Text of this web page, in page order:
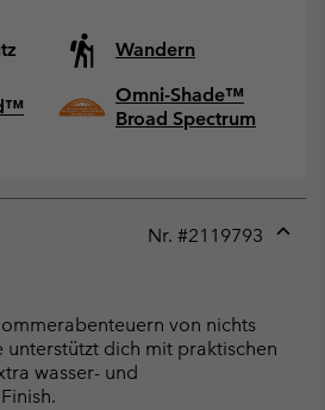
Wandern
Omni-Shade™
Broad Spectrum
Nr. #2119793
von nichts
unterstützt dich mit praktischen
wasser- und